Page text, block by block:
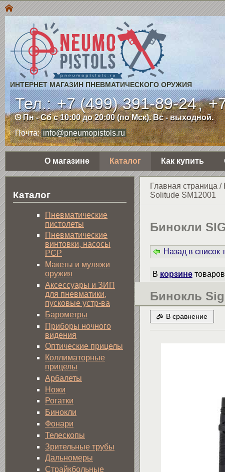
ИНТЕРНЕТ МАГАЗИН ПНЕВМАТИЧЕСКОГО ОРУЖИЯ
Тел.:+7 (499) 391-89-24,
Пн - Сб с 10:00 до 20:00 (по Мск). Вс - выходной.
Почта: info@pneumopistols.ru
О магазине Каталог Как купить
Главная страница /
Solitude SM12001
Бинокли
Назад в список
В корзине
Бинокль
В сравнение
Каталог
Пнев­ма­ти­чес­кие
пистолеты
Пневматические
винтовки, насосы
PCP
Макеты и муляжи
оружия
Аксессуары и ЗИП
для пневматики,
пусковые устр-ва
Барометры
Приборы ночного
видения
Оптические прицелы
Коллиматорные
прицелы
Арбалеты
Ножи
Рогатки
Бинокли
Фонари
Телескопы
Зрительные трубы
Дальномеры
Страйкбольные